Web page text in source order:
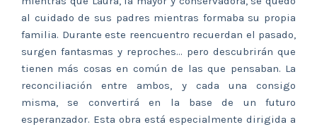
al cuidado de sus padres mientras formaba su propia
familia. Durante este reencuentro recuerdan el pasado,
surgen fantasmas y reproches... pero descubrirán que
tienen más cosas en común de las que pensaban. La
reconciliación entre ambos, y cada una consigo
misma, se convertirá en la base de un futuro
esperanzador. Esta obra está especialmente dirigida a